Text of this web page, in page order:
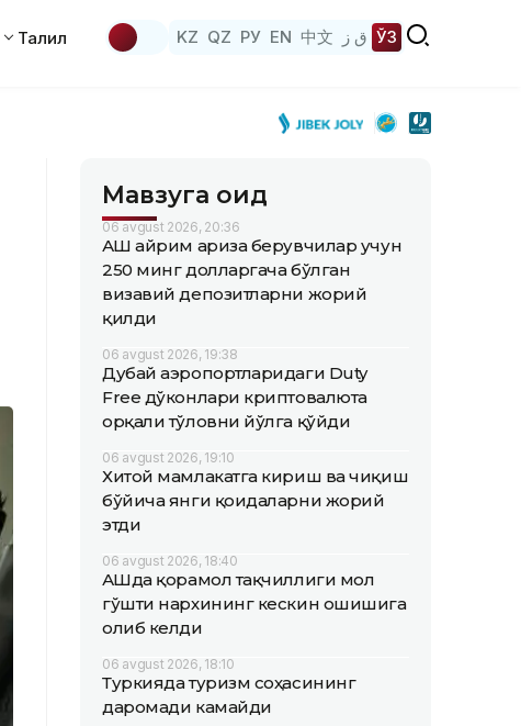
Таҳлил KZ QZ РУ EN 中文 ق ز ЎЗ
Мавзуга оид
06 avgust 2026, 20:36
АҚШ айрим ариза берувчилар учун
250 минг долларгача бўлган
визавий депозитларни жорий
қилди
06 avgust 2026, 19:38
Дубай аэропортларидаги Duty
Free дўконлари криптовалюта
орқали тўловни йўлга қўйди
06 avgust 2026, 19:10
Хитой мамлакатга кириш ва чиқиш
бўйича янги қоидаларни жорий
этди
06 avgust 2026, 18:40
АҚШда қорамол тақчиллиги мол
гўшти нархининг кескин ошишига
олиб келди
06 avgust 2026, 18:10
Туркияда туризм соҳасининг
даромади камайди